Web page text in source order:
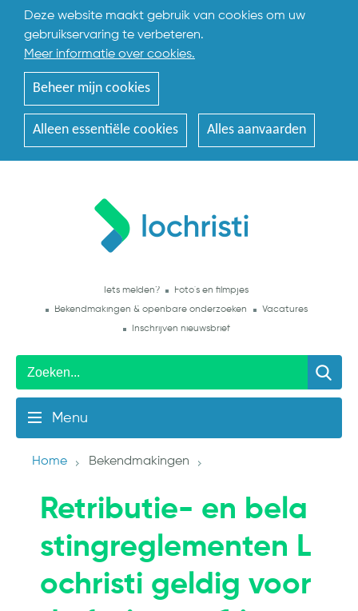
Deze website maakt gebruik van cookies om uw
gebruikservaring te verbeteren.
Meer informatie over cookies.
Beheer mijn cookies
Alleen essentiële cookies Alles aanvaarden
Iets melden?
Foto's en filmpjes
Bekendmakingen & openbare onderzoeken
Vacatures
Inschrijven nieuwsbrief
Menu
Home Bekendmakingen
Retributie- en bela
stingreglementen L
ochristi geldig voor